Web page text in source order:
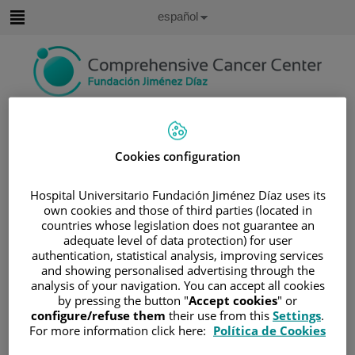
contenido
Selector
Idioma
Español
RSC
Comprenhensive Cancer Center del Hospital
Universitario Fundación Jiménez Díaz-Universidad
Autónoma de Madridno sólo trata a pacientes y
enfermedades, sino que acompaña un proceso vital
cargado de emociones, incertidumbre y retos humanos.
Cookies configuration
Hospital Universitario Fundación Jiménez Díaz uses its
own cookies and those of third parties (located in
countries whose legislation does not guarantee an
adequate level of data protection) for user
authentication, statistical analysis, improving services
and showing personalised advertising through the
analysis of your navigation. You can accept all cookies
by pressing the button "Accept cookies" or
configure/refuse them their use from this Settings.
For more information click here: Política de Cookies